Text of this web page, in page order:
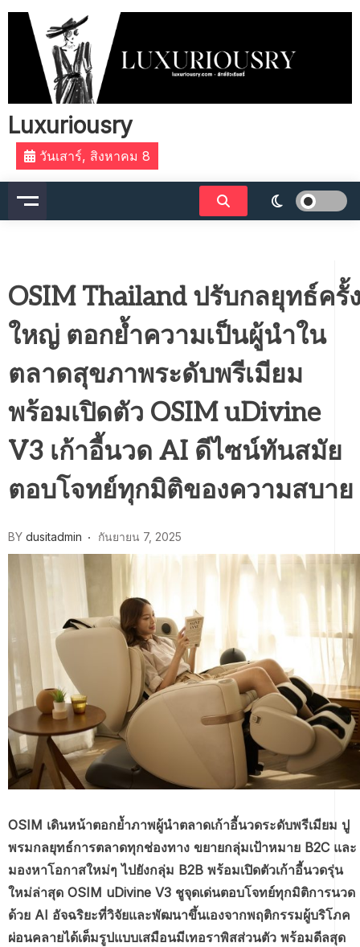
Skip
content
Luxuriousry
วันเสาร์, สิงหาคม 8
OSIM Thailand ปรับกลยุทธ์ครั้
ใหญ่ ตอกย้ำความเป็นผู้นำใน
ตลาดสุขภาพระดับพรีเมียม
พร้อมเปิดตัว OSIM uDivine
V3 เก้าอี้นวด AI ดีไซน์ทันสมัย
ตอบโจทย์ทุกมิติของความสบาย
BY dusitadmin กันยายน 7, 2025
OSIM เดินหน้าตอกย้ำภาพผู้นำตลาดเก้าอี้นวดระดับพรีเมียม ปู
พรมกลยุทธ์การตลาดทุกช่องทาง ขยายกลุ่มเป้าหมาย B2C และ
มองหาโอกาสใหม่ๆ ไปยังกลุ่ม B2B พร้อมเปิดตัวเก้าอี้นวดรุ่น
ใหม่ล่าสุด OSIM uDivine V3 ชูจุดเด่นตอบโจทย์ทุกมิติการนวด
ด้วย AI อัจฉริยะที่วิจัยและพัฒนาขึ้นเองจากพฤติกรรมผู้บริโภค
ผ่อนคลายได้เต็มรูปแบบเสมือนมีเทอราพิสส่วนตัว พร้อมดีลสุด